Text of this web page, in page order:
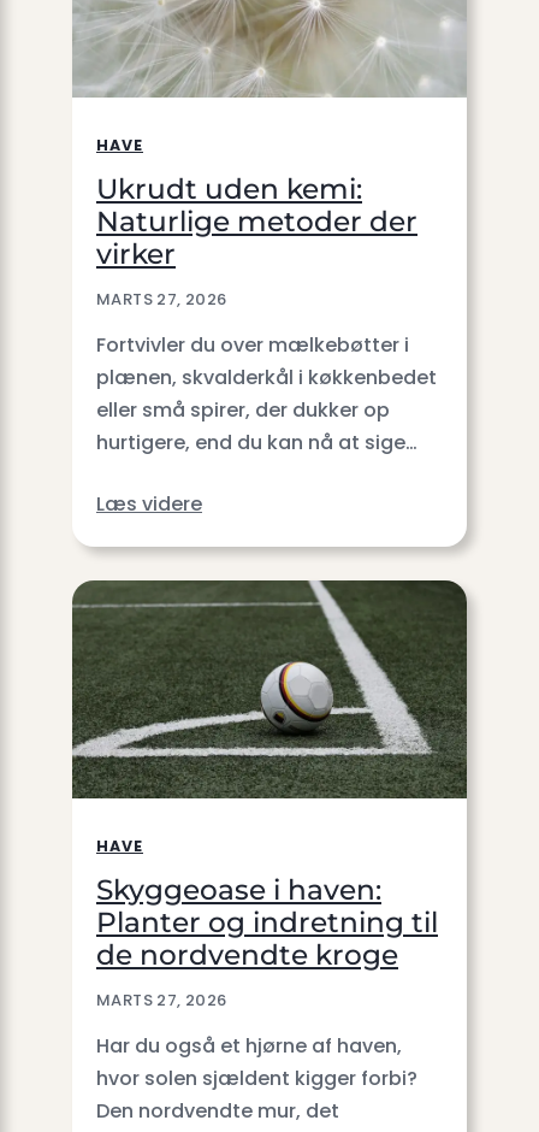
HAVE
Ukrudt uden kemi:
Naturlige metoder der
virker
MARTS 27, 2026
Fortvivler du over mælkebøtter i
plænen, skvalderkål i køkkenbedet
eller små spirer, der dukker op
hurtigere, end du kan nå at sige…
Læs videre
HAVE
Skyggeoase i haven:
Planter og indretning til
de nordvendte kroge
MARTS 27, 2026
Har du også et hjørne af haven,
hvor solen sjældent kigger forbi?
Den nordvendte mur, det